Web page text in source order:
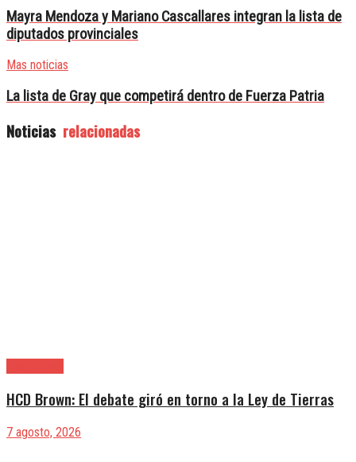
Mayra Mendoza y Mariano Cascallares integran la lista de
diputados provinciales
Mas noticias
La lista de Gray que competirá dentro de Fuerza Patria
Noticias relacionadas
HCD Brown: El debate giró en torno a la Ley de Tierras
7 agosto, 2026